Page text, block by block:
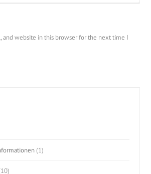
and website in this browser for the next time I
(1)